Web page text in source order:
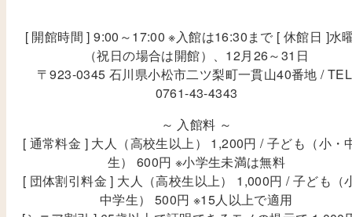
[ 開館時間 ] 9:00～17:00 ※入館は16:30まで [ 休館日 ]水
（祝日の場合は開館）、12月26～31日
〒923-0345 石川県小松市二ツ梨町一貫山40番地 /
0761-43-4343
～ 入館料 ～
[ 通常料金 ] 大人（高校生以上） 1,200円 / 子ども（小・
生） 600円 ※小学生未満は無料
[ 団体割引料金 ] 大人（高校生以上） 1,000円 / 子ども（
中学生） 500円 ※15人以上で適用